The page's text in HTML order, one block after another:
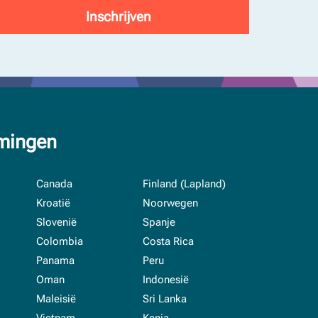
Canada
Finland (Lapland)
Kroatië
Noorwegen
Slovenië
Spanje
Colombia
Costa Rica
Panama
Peru
Oman
Indonesië
Maleisië
Sri Lanka